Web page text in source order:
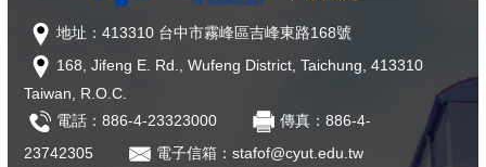
地址：413310 台中市霧峰區吉峰東路168號
168, Jifeng E. Rd., Wufeng District, Taichung, 413310
Taiwan, R.O.C.
電話：886-4-23323000
傳真：886-4-
23742305
電子信箱：stafof@cyut.edu.tw